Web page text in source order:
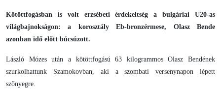
Kötöttfogásban is volt erzsébeti érdekeltség a bulgáriai U20-as
világbajnokságon: a korosztály Eb-bronzérmese, Olasz Bende
azonban idő előtt búcsúzott.
László Mózes után a kötöttfogású 63 kilogrammos Olasz Bendének
szurkolhattunk Szamokovban, aki a szombati versenynapon lépett
szőnyegre.